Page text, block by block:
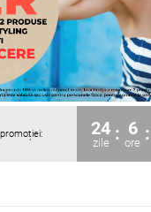
24
zile : 6
ore :